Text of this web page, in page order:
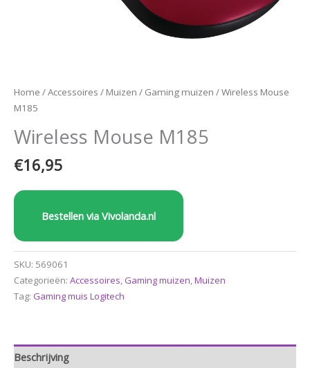
Home /Accessoires / Muizen / Gaming muizen / Wireless Mouse
M185
Wireless Mouse M185
€16,95
Bestellen via Vivolanda.nl
SKU: 569061
Categorieën: Accessoires, Gaming muizen,Muizen
Tag: Gaming muis Logitech
Beschrijving